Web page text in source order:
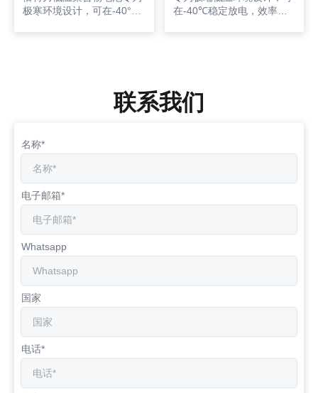
极寒环境设计，可在-40°C
用于户外设备、极地科考、
车载监控等领域，确保极端
在-40℃稳定放电，效率达
20%。通过直接短路及
150℃高温测试，安全无爆
联系我们
名称*
电子邮箱*
Whatsapp
国家
电话*